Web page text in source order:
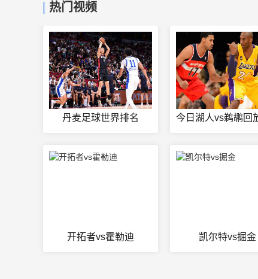
热门视频
丹麦足球世界排名
开拓者vs霍勒迪 凯尔特vs掘金